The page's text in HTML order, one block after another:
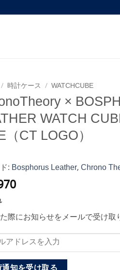
/ 時計ケース / WATCHCUBE
×
WATCH
CT LOGO）
: Bosphorus Leather,Chrono
際にお知らせをメールで受け取